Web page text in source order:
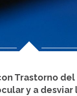
Trastorno
y a desviar